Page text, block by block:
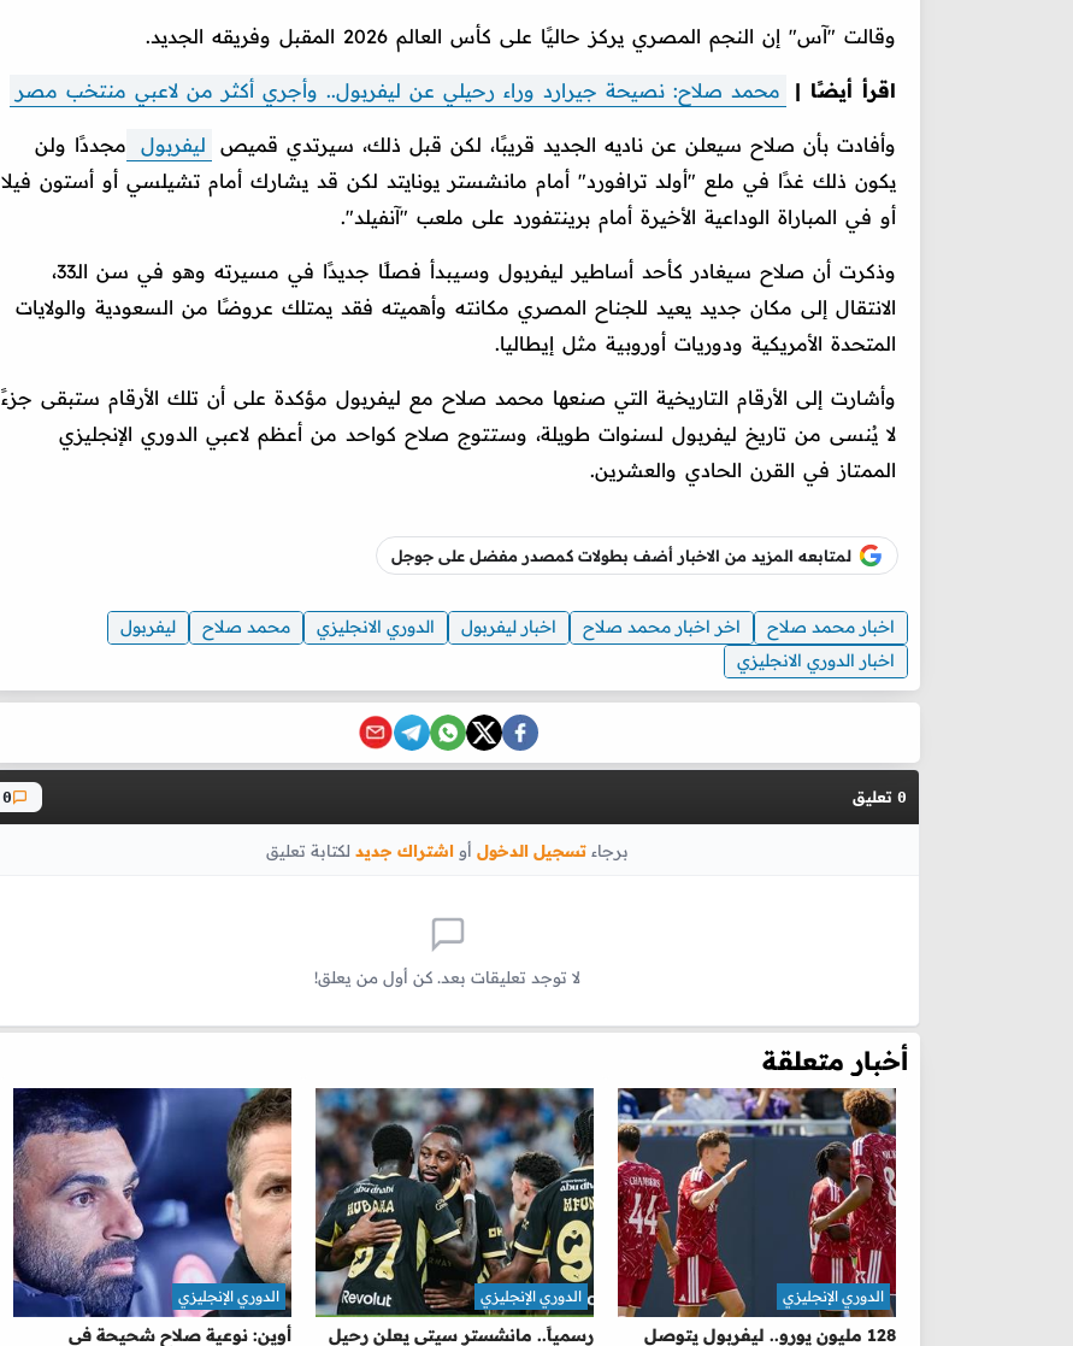
وقالت "آس" إن النجم المصري يركز حاليًا على كأس العالم 2026 المقبل وفريقه الجديد.
اقرأ أيضًا | محمد صلاح: نصيحة جيرارد وراء رحيلي عن ليفربول.. وأجري أكثر من لاعبي منتخب مصر
وأفادت بأن صلاح سيعلن عن ناديه الجديد قريبًا، لكن قبل ذلك، سيرتدي قميص ليفربول
مجددًا ولن
يكون ذلك غدًا في ملع "أولد ترافورد" أمام مانشستر يونايتد لكن قد يشارك أمام تشيلسي أو أستون فيلا
أو في المباراة الوداعية الأخيرة أمام برينتفورد على ملعب "آنفيلد".
وذكرت أن صلاح سيغادر كأحد أساطير ليفربول وسيبدأ فصلًا جديدًا في مسيرته وهو في سن الـ33،
الانتقال إلى مكان جديد يعيد للجناح المصري مكانته وأهميته فقد يمتلك عروضًا من السعودية والولايات
المتحدة الأمريكية ودوريات أوروبية مثل إيطاليا.
وأشارت إلى الأرقام التاريخية التي صنعها محمد صلاح مع ليفربول مؤكدة على أن تلك الأرقام ستبقى جزءً
لا يُنسى من تاريخ ليفربول لسنوات طويلة، وستتوج صلاح كواحد من أعظم لاعبي الدوري الإنجليزي
الممتاز في القرن الحادي والعشرين.
لمتابعه المزيد من الاخبار أضف بطولات كمصدر مفضل على جوجل
اخبار محمد صلاح اخر اخبار محمد صلاح اخبار ليفربول الدوري الانجليزي محمد صلاح
ليفربول
اخبار الدوري الانجليزي
0 تعليق 0
برجاء تسجيل الدخول أو اشتراك جديد لكتابة تعليق
لا توجد تعليقات بعد. كن أول من يعلق!
أخبار متعلقة
128 مليون يورو.. ليفربول يتوصل
الدوري الإنجليزي
رسمياً.. مانشستر سيتي يعلن رحيل
الدوري الإنجليزي
أوين: نوعية صلاح شحيحة في
الدوري الإنجليزي